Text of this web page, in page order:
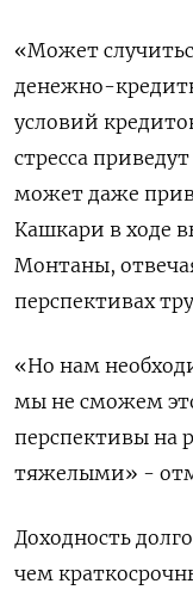
«Может
денежно-
условий
стресса
может даже
Кашкари в ходе
Монтаны,
перспективах
«Но нам
мы не сможем
перспективы на
тяжелыми» -
Доходность
чем